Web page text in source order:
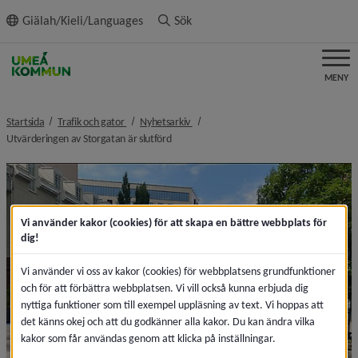
innehållet
Giälah/Kieli/Languages Sök
MENY
Startsida Trafik och gator nivå i brödsmulenavigeringen
Nyhetsarkiv nivå i brödsmulenavigeringen
Utvärderingen av Storgatan är slutfördnivå i brödsmulenavigeringen
Vi använder kakor (cookies) för att skapa en bättre webbplats för
dig!
Vi använder vi oss av kakor (cookies) för webbplatsens grundfunktioner
och för att förbättra webbplatsen. Vi vill också kunna erbjuda dig
nyttiga funktioner som till exempel uppläsning av text. Vi hoppas att
det känns okej och att du godkänner alla kakor. Du kan ändra vilka
kakor som får användas genom att klicka på inställningar.